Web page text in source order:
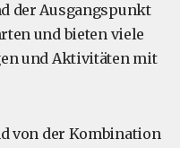
der Ausgangspunkt
und bieten viele
und Aktivitäten mit
von der Kombination